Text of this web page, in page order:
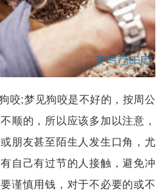
咬;梦见狗咬是不好的，按周公
顺的，所以应该多加以注意，
朋友甚至陌生人发生口角，尤
自己有过节的人接触，避免冲
谨慎用钱，对于不必要的或不